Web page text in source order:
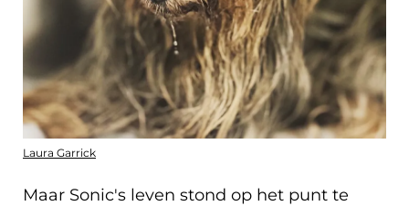
Laura Garrick
Maar Sonic's leven stond op het punt te